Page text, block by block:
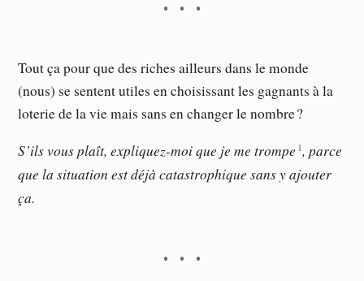
Tout ça pour que des riches ailleurs dans le monde
(nous) se sentent utiles en choisissant les gagnants à la
loterie de la vie mais sans en changer le nombre ?
S’ils vous plaît, expliquez-moi que je me trompe 1, parce
que la situation est déjà catastrophique sans y ajouter
ça.